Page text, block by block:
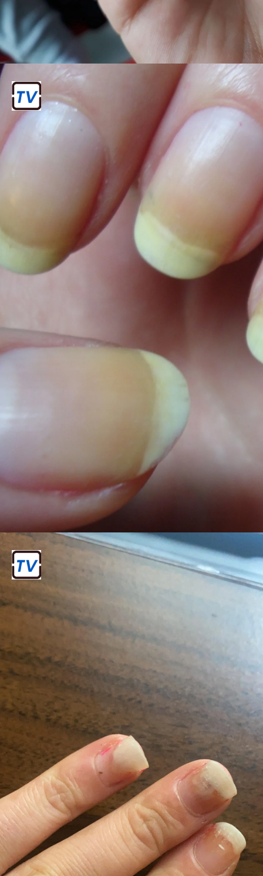
प्राकृतिक नाखूनों की चमक कम होना
नेल एक्सटेंशन लगाने के लिए प्राकृतिक नाखूनों
को रगड़ा जाता है, जिससे उनकी प्राकृतिक चमक
कम हो सकती है।
पीले धब्बे
नेल एक्सटेंशन के ग्लू और अन्य रसायनों के कारण
नाखूनों पर पीले धब्बे दिखाई दे सकते हैं।